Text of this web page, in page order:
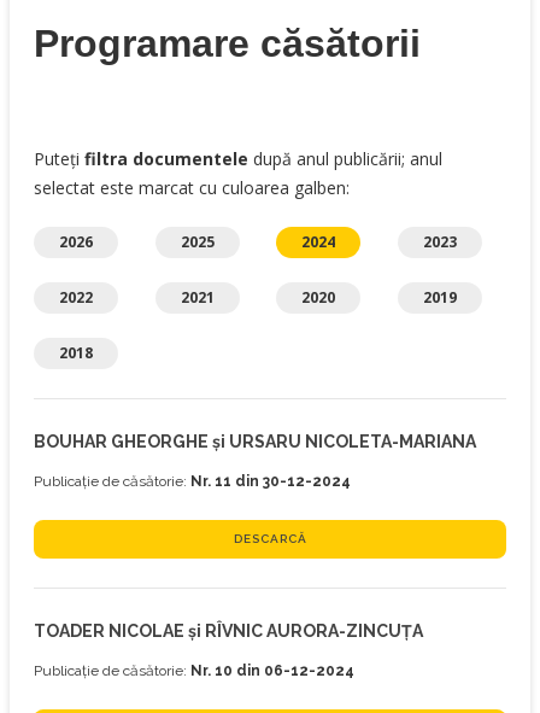
Programare căsătorii
Puteți filtra documentele după anul publicării; anul
selectat este marcat cu culoarea galben:
2026 2025 2024 2023
2022 2021 2020 2019
2018
BOUHAR GHEORGHE și URSARU NICOLETA-MARIANA
Publicație de căsătorie: Nr. 11 din 30-12-2024
DESCARCĂ
TOADER NICOLAE și RÎVNIC AURORA-ZINCUȚA
Publicație de căsătorie: Nr. 10 din 06-12-2024